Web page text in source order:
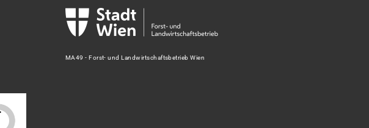
MA49 - Forst- und Landwirtschaftsbetrieb Wien